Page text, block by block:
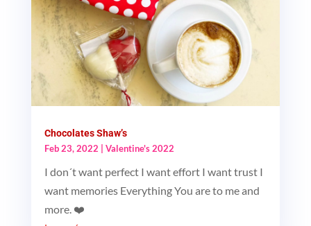
Chocolates Shaw’s
Feb 23, 2022
Valentine's 2022
I don´t want perfect I want effort I want trust I
want memories Everything You are to me and
more. ❤️